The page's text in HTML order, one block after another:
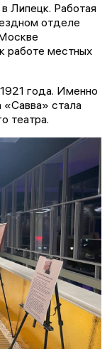
Липецк. Работая
отделе
работе местных
года. Именно
стала
театра.